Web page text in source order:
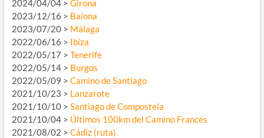
2024/04/04 > Girona
2023/12/16 > Baiona
2023/07/20 > Málaga
2022/06/16 > Ibiza
2022/05/17 > Tenerife
2022/05/14 > Burgos
2022/05/09 > Camino de Santiago
2021/10/23 > Lanzarote
2021/10/10 > Santiago de Compostela
2021/10/04 > Últimos 100km del Camino Francés
2021/08/02 > Cádiz (ruta)